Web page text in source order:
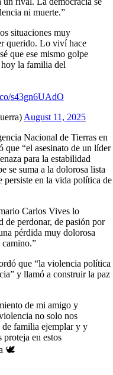
ni muerte.”
situaciones muy
querido. Lo viví hace
que ese mismo golpe
hoy la familia del
s43gn6UAdO
August 11, 2025
Nacional de Tierras en
que “el asesinato de un líder
para la estabilidad
se suma a la dolorosa lista
persiste en la vida política de
Carlos Vives lo
de perdonar, de pasión por
pérdida muy dolorosa
que “la violencia política
y llamó a construir la paz
de mi amigo y
no solo nos
de familia ejemplar y y
en estos
🕊️